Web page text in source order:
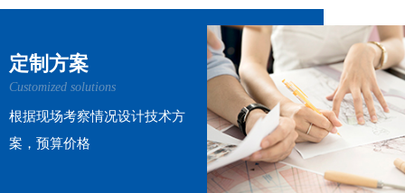
定制方案
Customized solutions
根据现场考察情况设计技术方
案，预算价格